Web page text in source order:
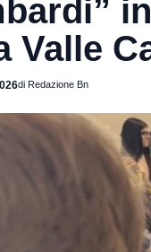
Valle
di Redazione Bn